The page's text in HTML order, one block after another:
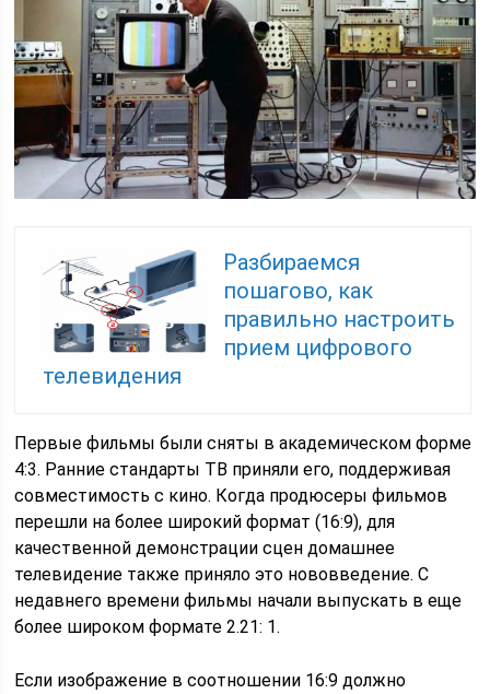
Разбираемся
пошагово, как
правильно настроить
прием цифрового
телевидения
Первые фильмы были сняты в академическом форме
4:3. Ранние стандарты ТВ приняли его, поддерживая
совместимость с кино. Когда продюсеры фильмов
перешли на более широкий формат (16:9), для
качественной демонстрации сцен домашнее
телевидение также приняло это нововведение. С
недавнего времени фильмы начали выпускать в еще
более широком формате 2.21: 1.
Если изображение в соотношении 16:9 должно